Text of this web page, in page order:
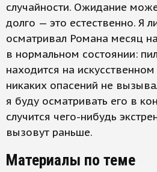
случайности. Ожидание
долго — это естественно. Я
осматривал Романа месяц
в нормальном состоянии:
находится на
никаких опасений не
я буду осматривать его в
случится чего-нибудь
вызовут раньше.
Материалы по теме